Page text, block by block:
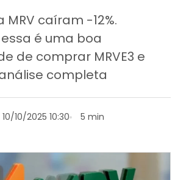
MRV caíram -12%.
é uma boa
de comprar MRVE3 e
completa
10/10/2025 10:30 5 min